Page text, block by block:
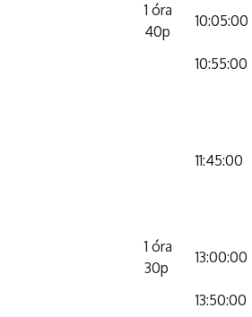
1 óra
40p
10:05:00
10:55:00
11:45:00
1 óra
30p
13:00:00
13:50:00